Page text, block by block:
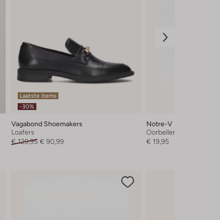
Laatste items
-30%
Vagabond Shoemakers
Loafers
€ 129,95 € 90,99
Notre-V
Oorbellen
€ 19,95